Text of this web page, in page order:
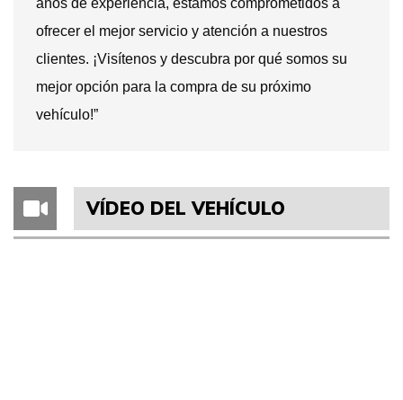
años de experiencia, estamos comprometidos a
ofrecer el mejor servicio y atención a nuestros
clientes. ¡Visítenos y descubra por qué somos su
mejor opción para la compra de su próximo
vehículo!”
VÍDEO DEL VEHÍCULO